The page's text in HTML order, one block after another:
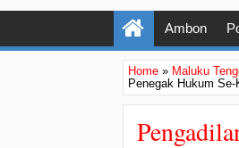
Ambon
Home » Maluku
Penegak Hukum